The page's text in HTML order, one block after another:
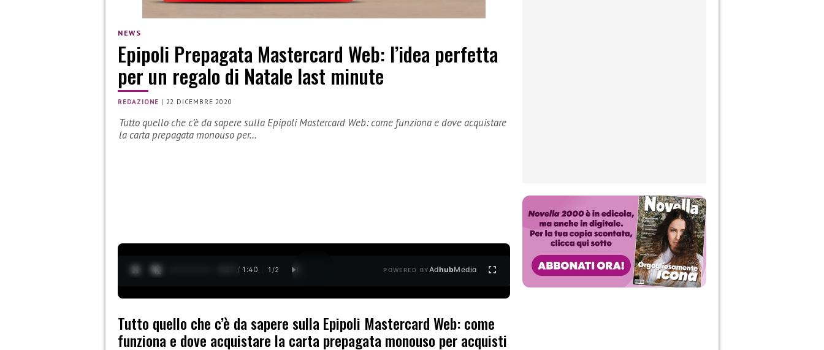
NEWS
Epipoli Prepagata Mastercard Web: l’idea perfetta
per un regalo di Natale last minute
REDAZIONE | 22 DICEMBRE 2020
Tutto quello che c’è da sapere sulla Epipoli Mastercard Web: come funziona e dove acquistare
la carta prepagata monouso per…
0:27 / 1:40 1 /2 POWERED BYAdhubMedia
Tutto quello che c’è da sapere sulla Epipoli Mastercard Web: come
funziona e dove acquistare la carta prepagata monouso per acquisti